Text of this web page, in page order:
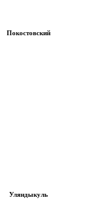
Покостовский
Уляндыкуль